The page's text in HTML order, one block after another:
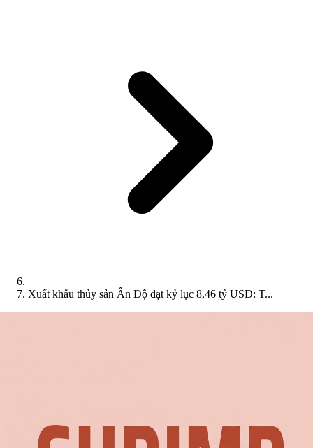
Xuất khẩu thủy sản Ấn Độ đạt kỷ lục 8,46 tỷ USD: T...